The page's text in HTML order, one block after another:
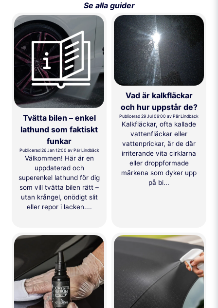
Se alla guider
Tvätta bilen – enkel
lathund som faktiskt
funkar
Publicerad 26 Jan 12:00 av Pär Lindbäck
Välkommen! Här är en
uppdaterad och
superenkel lathund för dig
som vill tvätta bilen rätt –
utan krångel, onödigt slit
eller repor i lacken....
Vad är kalkfläckar
och hur uppstår de?
Publicerad 29 Jul 09:00 av Pär Lindbäck
Kalkfläckar, ofta kallade
vattenfläckar eller
vattenprickar, är de där
irriterande vita cirklarna
eller droppformade
märkena som dyker upp
på bi...